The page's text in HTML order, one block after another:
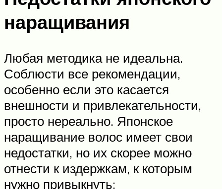
наращивания
Любая методика не идеальна.
Соблюсти все рекомендации,
особенно если это касается
внешности и привлекательности,
просто нереально. Японское
наращивание волос имеет свои
недостатки, но их скорее можно
отнести к издержкам, к которым
нужно привыкнуть: